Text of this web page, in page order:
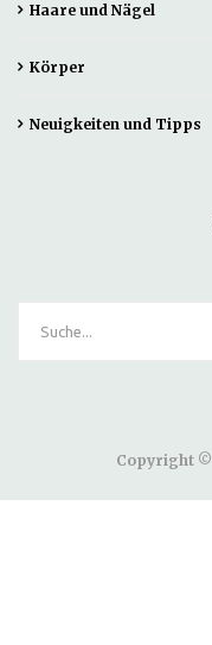
Haare und Nägel
Körper
Neuigkeiten und Tipps
Copyright ©